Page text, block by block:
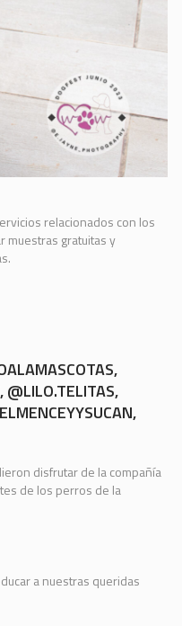
relacionados con los
muestras gratuitas y
,
,@LILO.TELITAS,
,
disfrutar de la compañía
de los perros de la
a nuestras queridas